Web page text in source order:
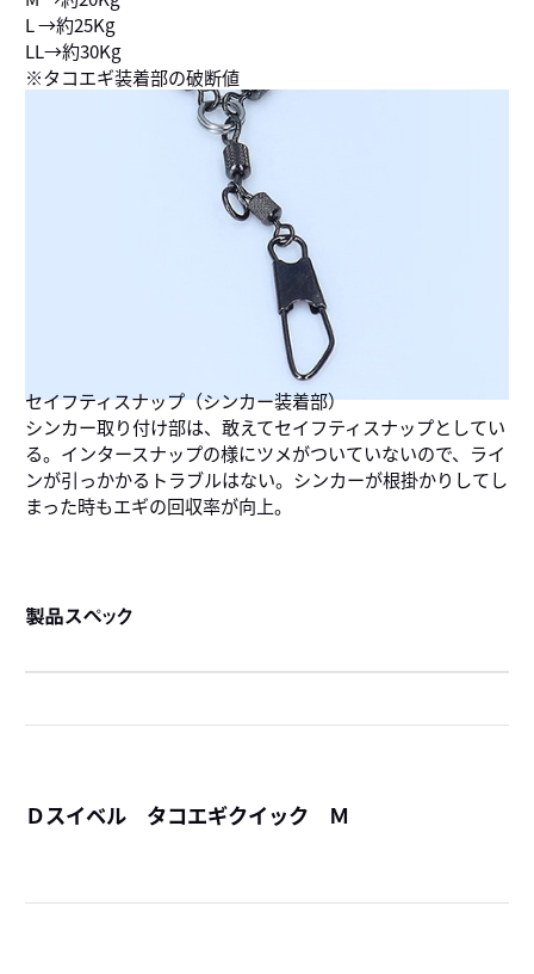
L →約25Kg
LL→約30Kg
※タコエギ装着部の破断値
セイフティスナップ（シンカー装着部）
シンカー取り付け部は、敢えてセイフティスナップとしてい
る。インタースナップの様にツメがついていないので、ライ
ンが引っかかるトラブルはない。シンカーが根掛かりしてし
まった時もエギの回収率が向上。
製品スペック
Ｄスイベル タコエギクイック Ｍ